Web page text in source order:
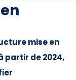
mise en
partir de 2024,